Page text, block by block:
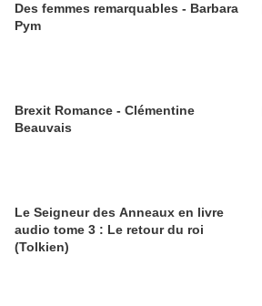
Des femmes remarquables - Barbara
Pym
Brexit Romance - Clémentine
Beauvais
Le Seigneur des Anneaux en livre
audio tome 3 : Le retour du roi
(Tolkien)